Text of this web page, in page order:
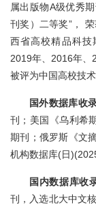
属出版物A级优秀
刊奖）二等奖”，
西省高校精品科技
2019年、2016年、
被评为中国高校技术
国外数据库收
刊；美国《乌利希
期刊；俄罗斯《文
机构数据库(日
国内数据库收
刊，入选北大中文